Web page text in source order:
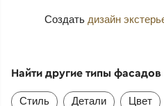
Создать дизайн
Найти другие типы
Стиль Детали Цвет